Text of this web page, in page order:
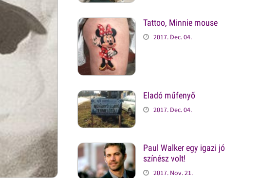
Tattoo, Minnie mouse
2017. Dec. 04.
Eladó műfenyő
2017. Dec. 04.
Paul Walker egy igazi jó
színész volt!
2017. Nov. 21.